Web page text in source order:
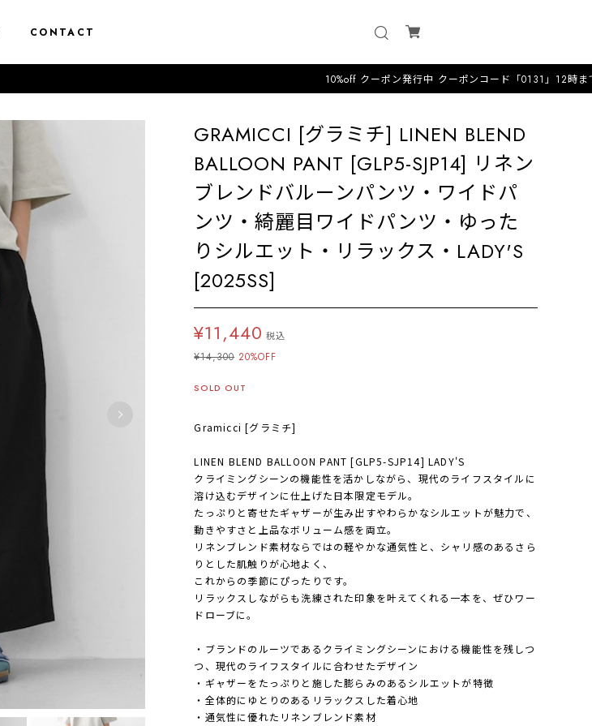
CONTACT
10%off クーポン発行中 クーポンコード「0131」12時までのオー
GRAMICCI [グラミチ] LINEN BLEND
BALLOON PANT [GLP5-SJP14] リネン
ブレンドバルーンパンツ・ワイドパ
ンツ・綺麗目ワイドパンツ・ゆった
りシルエット・リラックス・LADY'S
[2025SS]
¥11,440 税込
¥14,300 20%OFF
SOLD OUT
Gramicci [グラミチ]
LINEN BLEND BALLOON PANT [GLP5-SJP14] LADY'S
クライミングシーンの機能性を活かしながら、現代のライフスタイルに
溶け込むデザインに仕上げた日本限定モデル。
たっぷりと寄せたギャザーが生み出すやわらかなシルエットが魅力で、
動きやすさと上品なボリューム感を両立。
リネンブレンド素材ならではの軽やかな通気性と、シャリ感のあるさら
りとした肌触りが心地よく、
これからの季節にぴったりです。
リラックスしながらも洗練された印象を叶えてくれる一本を、ぜひワー
ドローブに。
・ブランドのルーツであるクライミングシーンにおける機能性を残しつ
つ、現代のライフスタイルに合わせたデザイン
・ギャザーをたっぷりと施した膨らみのあるシルエットが特徴
・全体的にゆとりのあるリラックスした着心地
・通気性に優れたリネンブレンド素材